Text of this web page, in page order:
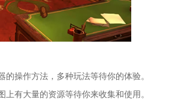
操作方法，多种玩法等待你的体验。
有大量的资源等待你来收集和使用。